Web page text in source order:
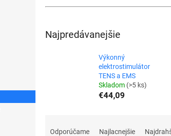
Najpredávanejšie
Výkonný
elektrostimulátor
TENS a EMS
Skladom (>5 ks)
€44,09
Odporúčame Najlacnejšie